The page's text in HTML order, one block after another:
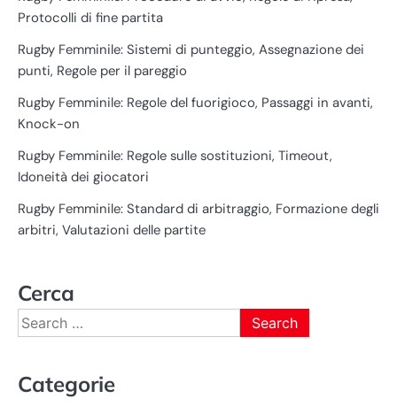
Protocolli di fine partita
Rugby Femminile: Sistemi di punteggio, Assegnazione dei
punti, Regole per il pareggio
Rugby Femminile: Regole del fuorigioco, Passaggi in avanti,
Knock-on
Rugby Femminile: Regole sulle sostituzioni, Timeout,
Idoneità dei giocatori
Rugby Femminile: Standard di arbitraggio, Formazione degli
arbitri, Valutazioni delle partite
Cerca
Search
for:
Categorie